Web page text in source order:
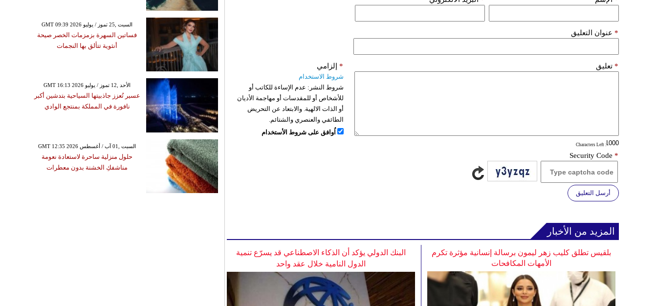
عنوان التعليق *
تعليق *
: Characters Left
إلزامي *
شروط الاستخدام
شروط النشر: عدم الإساءة للكاتب أو
للأشخاص أو للمقدسات أو مهاجمة الأديان
أو الذات الالهية. والابتعاد عن التحريض
الطائفي والعنصري والشتائم.
اُوافق على شروط الأستخدام
Security Code *
أرسل التعليق
المزيد من الأخبار
البنك الدولي يؤكد أن الذكاء الاصطناعي قد يسرّع تنمية
الدول النامية خلال عقد واحد
بلقيس تطلق كليب زهر ليمون برسالة إنسانية مؤثرة تكرم
الأمهات المكافحات
GMT 09:39 2026 السبت ,25 تموز / يوليو
فساتين السهرة بزمزمات الخصر صيحة
أنثوية تتألق بها النجمات
GMT 16:13 2026 الأحد ,12 تموز / يوليو
عسير تُعزز جاذبيتها السياحية بتدشين أكبر
نافورة في المملكة بمنتجع الوادي
GMT 12:35 2026 السبت ,01 آب / أغسطس
حلول منزلية ساحرة لاستعادة نعومة
مناشفكِ الخشنة بدون معطرات